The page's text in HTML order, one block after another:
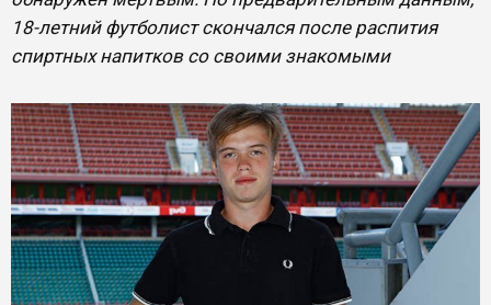
18-летний футболист скончался после распития
спиртных напитков со своими знакомыми